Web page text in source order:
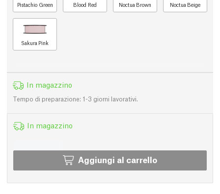
Pistachio Green Blood Red Noctua Brown Noctua Beige
Sakura Pink
In magazzino
Tempo di preparazione: 1-3 giorni lavorativi.
In magazzino
Aggiungi al carrello